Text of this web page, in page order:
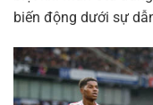
biến động dưới sự